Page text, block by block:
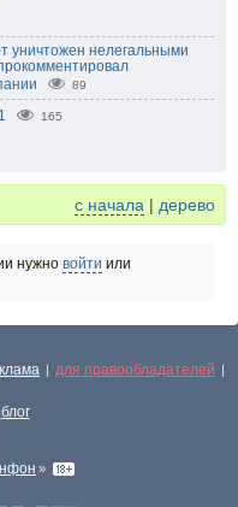
уничтожен нелегальными
89
165
с начала | дерево
нужно войти или
| для правообладателей |
блог
»